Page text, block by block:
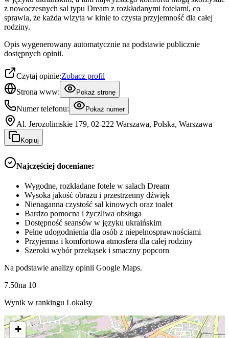
z nowoczesnych sal typu Dream z rozkładanymi fotelami, co
sprawia, że każda wizyta w kinie to czysta przyjemność dla całej
rodziny.
Opis wygenerowany automatycznie na podstawie publicznie
dostępnych opinii.
Czytaj opinie:Zobacz profil
Strona www:
Pokaż stronę
Numer telefonu: Pokaż numer
Al. Jerozolimskie 179, 02-222 Warszawa, Polska, Warszawa
Kopiuj
Najczęściej doceniane:
Wygodne, rozkładane fotele w salach Dream
Wysoka jakość obrazu i przestrzenny dźwięk
Nienaganna czystość sal kinowych oraz toalet
Bardzo pomocna i życzliwa obsługa
Dostępność seansów w języku ukraińskim
Pełne udogodnienia dla osób z niepełnosprawnościami
Przyjemna i komfortowa atmosfera dla całej rodziny
Szeroki wybór przekąsek i smaczny popcorn
Na podstawie analizy opinii Google Maps.
7.50na 10
Wynik w rankingu Lokalsy
+